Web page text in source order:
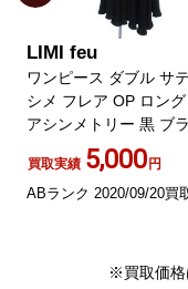
LIMI feu
ワンピース ダブル サ
シメ フレア OP ロン
アシンメトリー 黒 ブ
買取実績 5,000円
ABランク 2020/09/20買
※買取価格